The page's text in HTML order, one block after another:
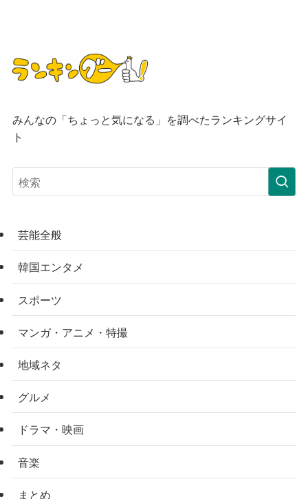
みんなの「ちょっと気になる」を調べたランキングサイ
ト
芸能全般
韓国エンタメ
スポーツ
マンガ・アニメ・特撮
地域ネタ
グルメ
ドラマ・映画
音楽
まとめ